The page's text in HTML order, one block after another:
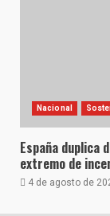
Nacional
España duplica
extremo de
4 de agosto de